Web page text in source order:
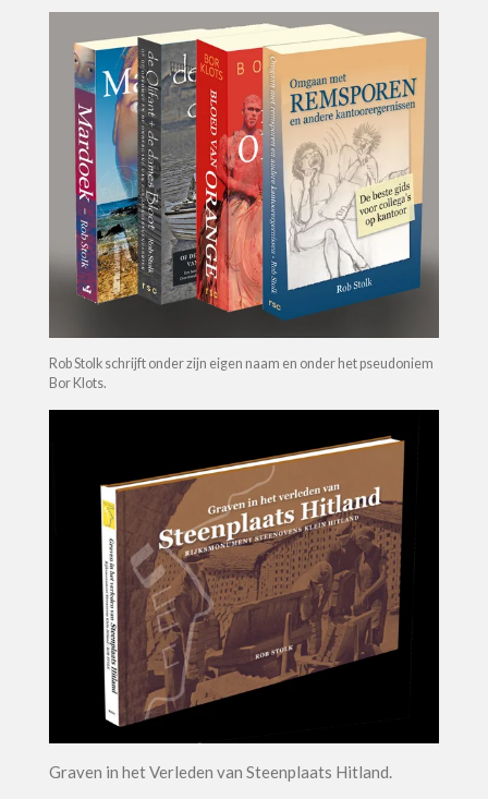
Rob Stolk schrijft onder zijn eigen naam en onder het pseudoniem
Bor Klots.
Graven in het Verleden van Steenplaats Hitland.